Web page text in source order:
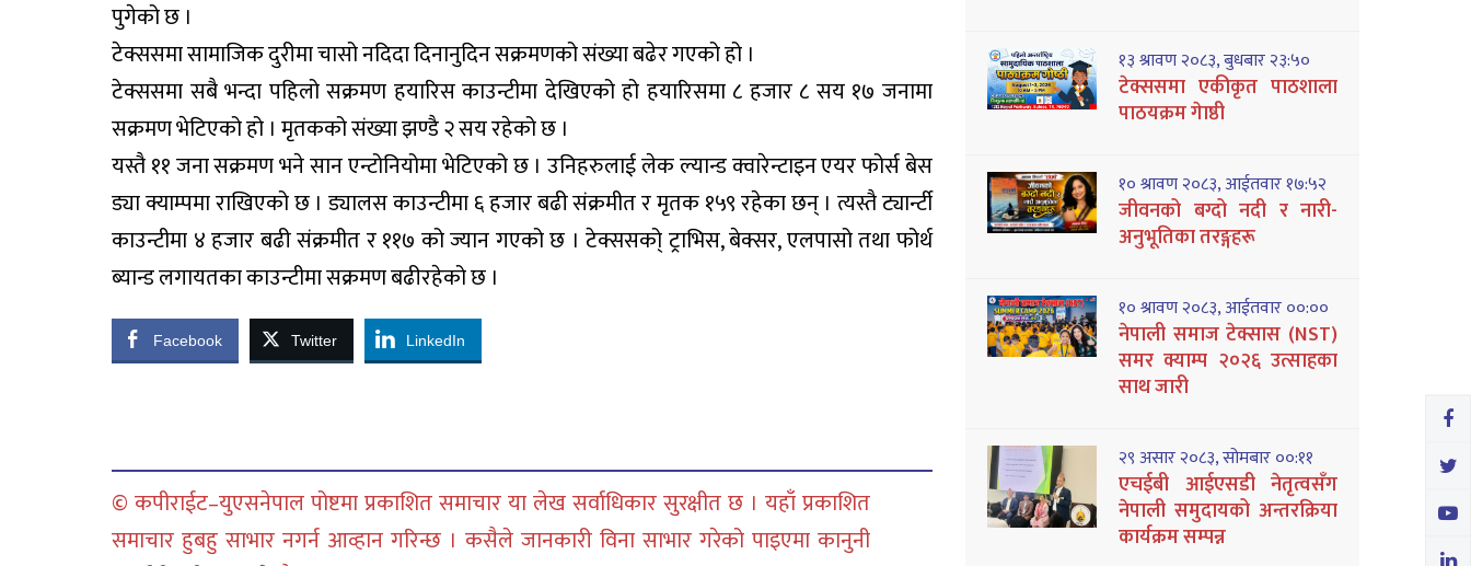
पुगेको छ ।
टेक्ससमा सामाजिक दुरीमा चासो नदिदा दिनानुदिन सक्रमणको संख्या बढेर गएको हो ।
टेक्ससमा सबै भन्दा पहिलो सक्रमण हयारिस काउन्टीमा देखिएको हो हयारिसमा ८ हजार ८ सय १७ जनामा
सक्रमण भेटिएको हो । मृतकको संख्या झण्डै २ सय रहेको छ ।
यस्तै ११ जना सक्रमण भने सान एन्टोनियोमा भेटिएको छ । उनिहरुलाई लेक ल्यान्ड क्वारेन्टाइन एयर फोर्स बेस
ड्या क्याम्पमा राखिएको छ । ड्यालस काउन्टीमा ६ हजार बढी संक्रमीत र मृतक १५९ रहेका छन् । त्यस्तै ट्यार्न्टी
काउन्टीमा ४ हजार बढी संक्रमीत र ११७ को ज्यान गएको छ । टेक्ससको् ट्राभिस, बेक्सर, एलपासो तथा फोर्थ
ब्यान्ड लगायतका काउन्टीमा सक्रमण बढीरहेको छ ।
Facebook Twitter LinkedIn
© कपीराईट–युएसनेपाल पोष्टमा प्रकाशित समाचार या लेख सर्वाधिकार सुरक्षीत छ । यहाँ प्रकाशित
समाचार हुबहु साभार नगर्न आव्हान गरिन्छ । कसैले जानकारी विना साभार गरेको पाइएमा कानुनी
१३ श्रावण २०८३, बुधबार २३:५०
टेक्ससमा एकीकृत पाठशाला
पाठयक्रम गेाष्ठी
१० श्रावण २०८३, आईतवार १७:५२
जीवनको बग्दो नदी र नारी-
अनुभूतिका तरङ्गहरू
१० श्रावण २०८३, आईतवार ००:००
नेपाली समाज टेक्सास (NST)
समर क्याम्प २०२६ उत्साहका
साथ जारी
२९ असार २०८३, सोमबार ००:११
एचईबी आईएसडी नेतृत्वसँग
नेपाली समुदायको अन्तरक्रिया
कार्यक्रम सम्पन्न